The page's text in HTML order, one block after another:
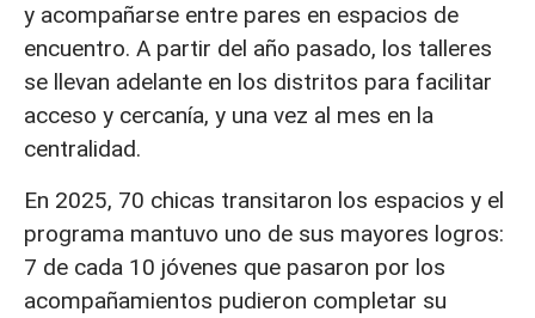
y acompañarse entre pares en espacios de
encuentro. A partir del año pasado, los talleres
se llevan adelante en los distritos para facilitar
acceso y cercanía, y una vez al mes en la
centralidad.
En 2025, 70 chicas transitaron los espacios y el
programa mantuvo uno de sus mayores logros:
7 de cada 10 jóvenes que pasaron por los
acompañamientos pudieron completar su